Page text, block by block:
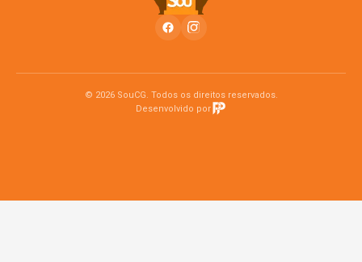
© 2026 SouCG. Todos os direitos reservados.
Desenvolvido por